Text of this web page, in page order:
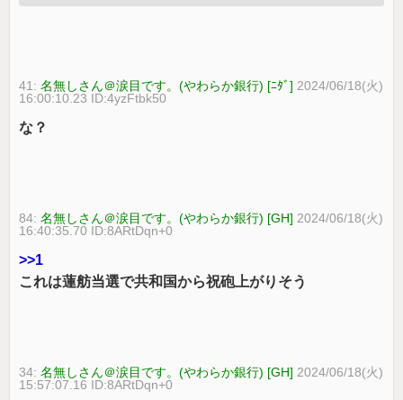
41:名無しさん＠涙目です。(やわらか銀行) [ﾆﾀﾞ] 2024/06/18(火)
16:00:10.23 ID:4yzFtbk50
な？
84:名無しさん＠涙目です。(やわらか銀行) [GH] 2024/06/18(火)
16:40:35.70 ID:8ARtDqn+0
>>1
これは蓮舫当選で共和国から祝砲上がりそう
34:名無しさん＠涙目です。(やわらか銀行) [GH] 2024/06/18(火)
15:57:07.16 ID:8ARtDqn+0